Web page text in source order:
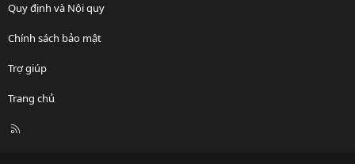
Quy định và Nội quy
Chính sách bảo mật
Trợ giúp
Trang chủ
R